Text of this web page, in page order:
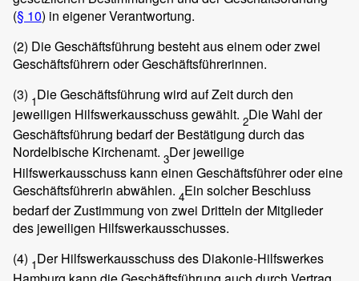
(§ 10) in eigener Verantwortung.
(2) Die Geschäftsführung besteht aus einem oder zwei
Geschäftsführern oder Geschäftsführerinnen.
(3) 1Die Geschäftsführung wird auf Zeit durch den
jeweiligen Hilfswerkausschuss gewählt. 2Die Wahl der
Geschäftsführung bedarf der Bestätigung durch das
Nordelbische Kirchenamt. 3Der jeweilige
Hilfswerkausschuss kann einen Geschäftsführer oder eine
Geschäftsführerin abwählen. 4Ein solcher Beschluss
bedarf der Zustimmung von zwei Dritteln der Mitglieder
des jeweiligen Hilfswerkausschusses.
(4) 1Der Hilfswerkausschuss des Diakonie-Hilfswerkes